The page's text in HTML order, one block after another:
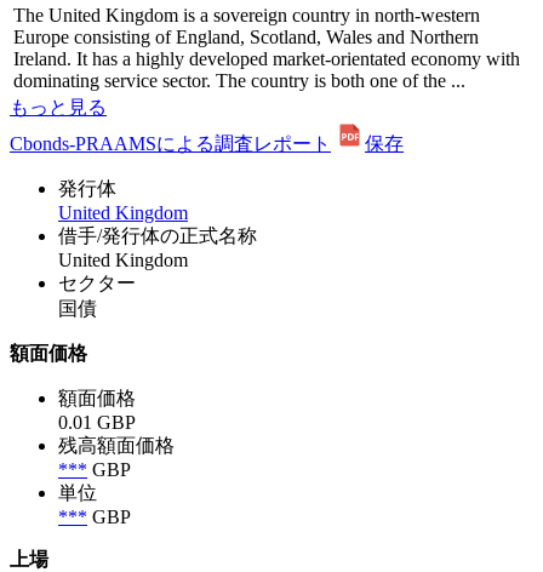
The United Kingdom is a sovereign country in north-western
Europe consisting of England, Scotland, Wales and Northern
Ireland. It has a highly developed market-orientated economy with
dominating service sector. The country is both one of the ...
もっと見る
Cbonds-PRAAMSによる調査レポート
保存
発行体
United Kingdom
借手/発行体の正式名称
United Kingdom
セクター
国債
額面価格
額面価格
0.01 GBP
残高額面価格
*** GBP
単位
*** GBP
上場